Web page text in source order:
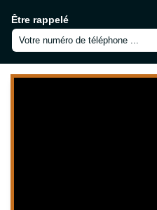
Être rappelé